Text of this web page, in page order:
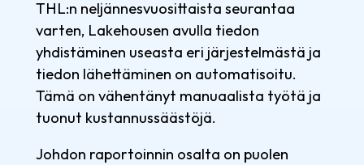
THL:n neljännesvuosittaista seurantaa
varten, Lakehousen avulla tiedon
yhdistäminen useasta eri järjestelmästä ja
tiedon lähettäminen on automatisoitu.
Tämä on vähentänyt manuaalista työtä ja
tuonut kustannussäästöjä.
Johdon raportoinnin osalta on puolen